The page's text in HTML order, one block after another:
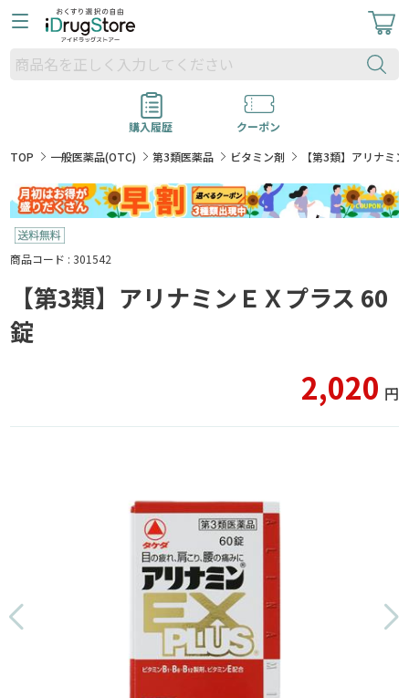
購入履歴
クーポン
TOP
一般医薬品(OTC) 第3類医薬品 ビタミン剤 【第3類】アリナミ
商品コード : 301542
【第3類】アリナミンＥＸプラス 60
錠
2,020 円